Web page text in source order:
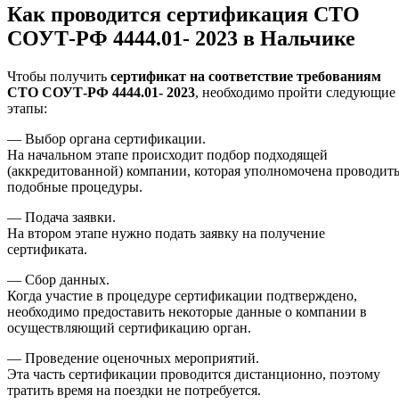
Как проводится сертификация СТО
СОУТ-РФ 4444.01- 2023 в Нальчике
Чтобы получить сертификат на соответствие требованиям
СТО СОУТ-РФ 4444.01- 2023, необходимо пройти следующие
этапы:
— Выбор органа сертификации.
На начальном этапе происходит подбор подходящей
(аккредитованной) компании, которая уполномочена проводить
подобные процедуры.
— Подача заявки.
На втором этапе нужно подать заявку на получение
сертификата.
— Сбор данных.
Когда участие в процедуре сертификации подтверждено,
необходимо предоставить некоторые данные о компании в
осуществляющий сертификацию орган.
— Проведение оценочных мероприятий.
Эта часть сертификации проводится дистанционно, поэтому
тратить время на поездки не потребуется.